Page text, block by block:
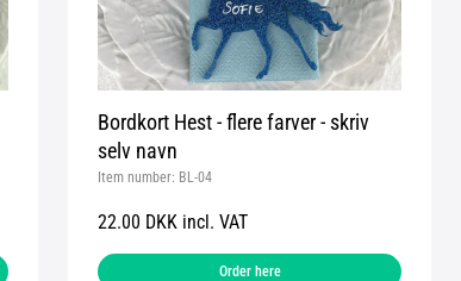
Bordkort Hest - flere farver - skriv
selv navn
Item number: BL-04
22.00 DKK incl. VAT
Order here